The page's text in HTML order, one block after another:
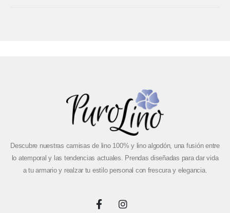
Descubre nuestras camisas de lino 100% y lino algodón, una fusión entre
lo atemporal y las tendencias actuales. Prendas diseñadas para dar vida
a tu armario y realzar tu estilo personal con frescura y elegancia.